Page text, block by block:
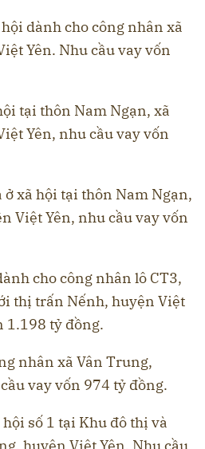
dành cho công nhân xã
Yên. Nhu cầu vay vốn
tại thôn Nam Ngạn, xã
Yên, nhu cầu vay vốn
ở xã hội tại thôn Nam Ngạn,
Việt Yên, nhu cầu vay vốn
cho công nhân lô CT3,
thị trấn Nếnh, huyện Việt
1.198 tỷ đồng.
nhân xã Vân Trung,
vay vốn 974 tỷ đồng.
số 1 tại Khu đô thị và